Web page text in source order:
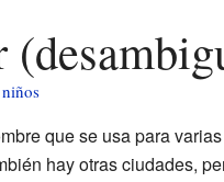
que se usa para
hay otras ciudades,